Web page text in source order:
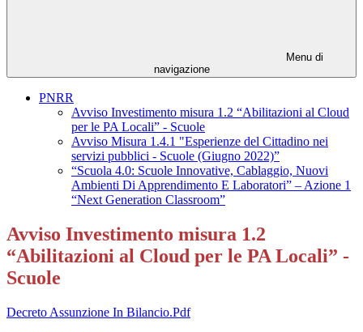
Menu di
navigazione
PNRR
Avviso Investimento misura 1.2 “Abilitazioni al Cloud
per le PA Locali” - Scuole
Avviso Misura 1.4.1 "Esperienze del Cittadino nei
servizi pubblici - Scuole (Giugno 2022)”
“Scuola 4.0: Scuole Innovative, Cablaggio, Nuovi
Ambienti Di Apprendimento E Laboratori” – Azione 1
“Next Generation Classroom”
Avviso Investimento misura 1.2
“Abilitazioni al Cloud per le PA Locali” -
Scuole
Decreto Assunzione In Bilancio.Pdf